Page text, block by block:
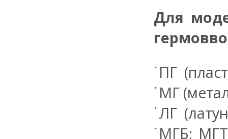
Для
ПГ
МГ
ЛГ
МГБ;